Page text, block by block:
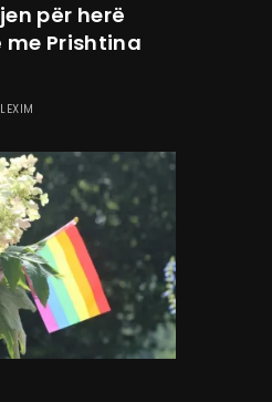
për herë
me Prishtina